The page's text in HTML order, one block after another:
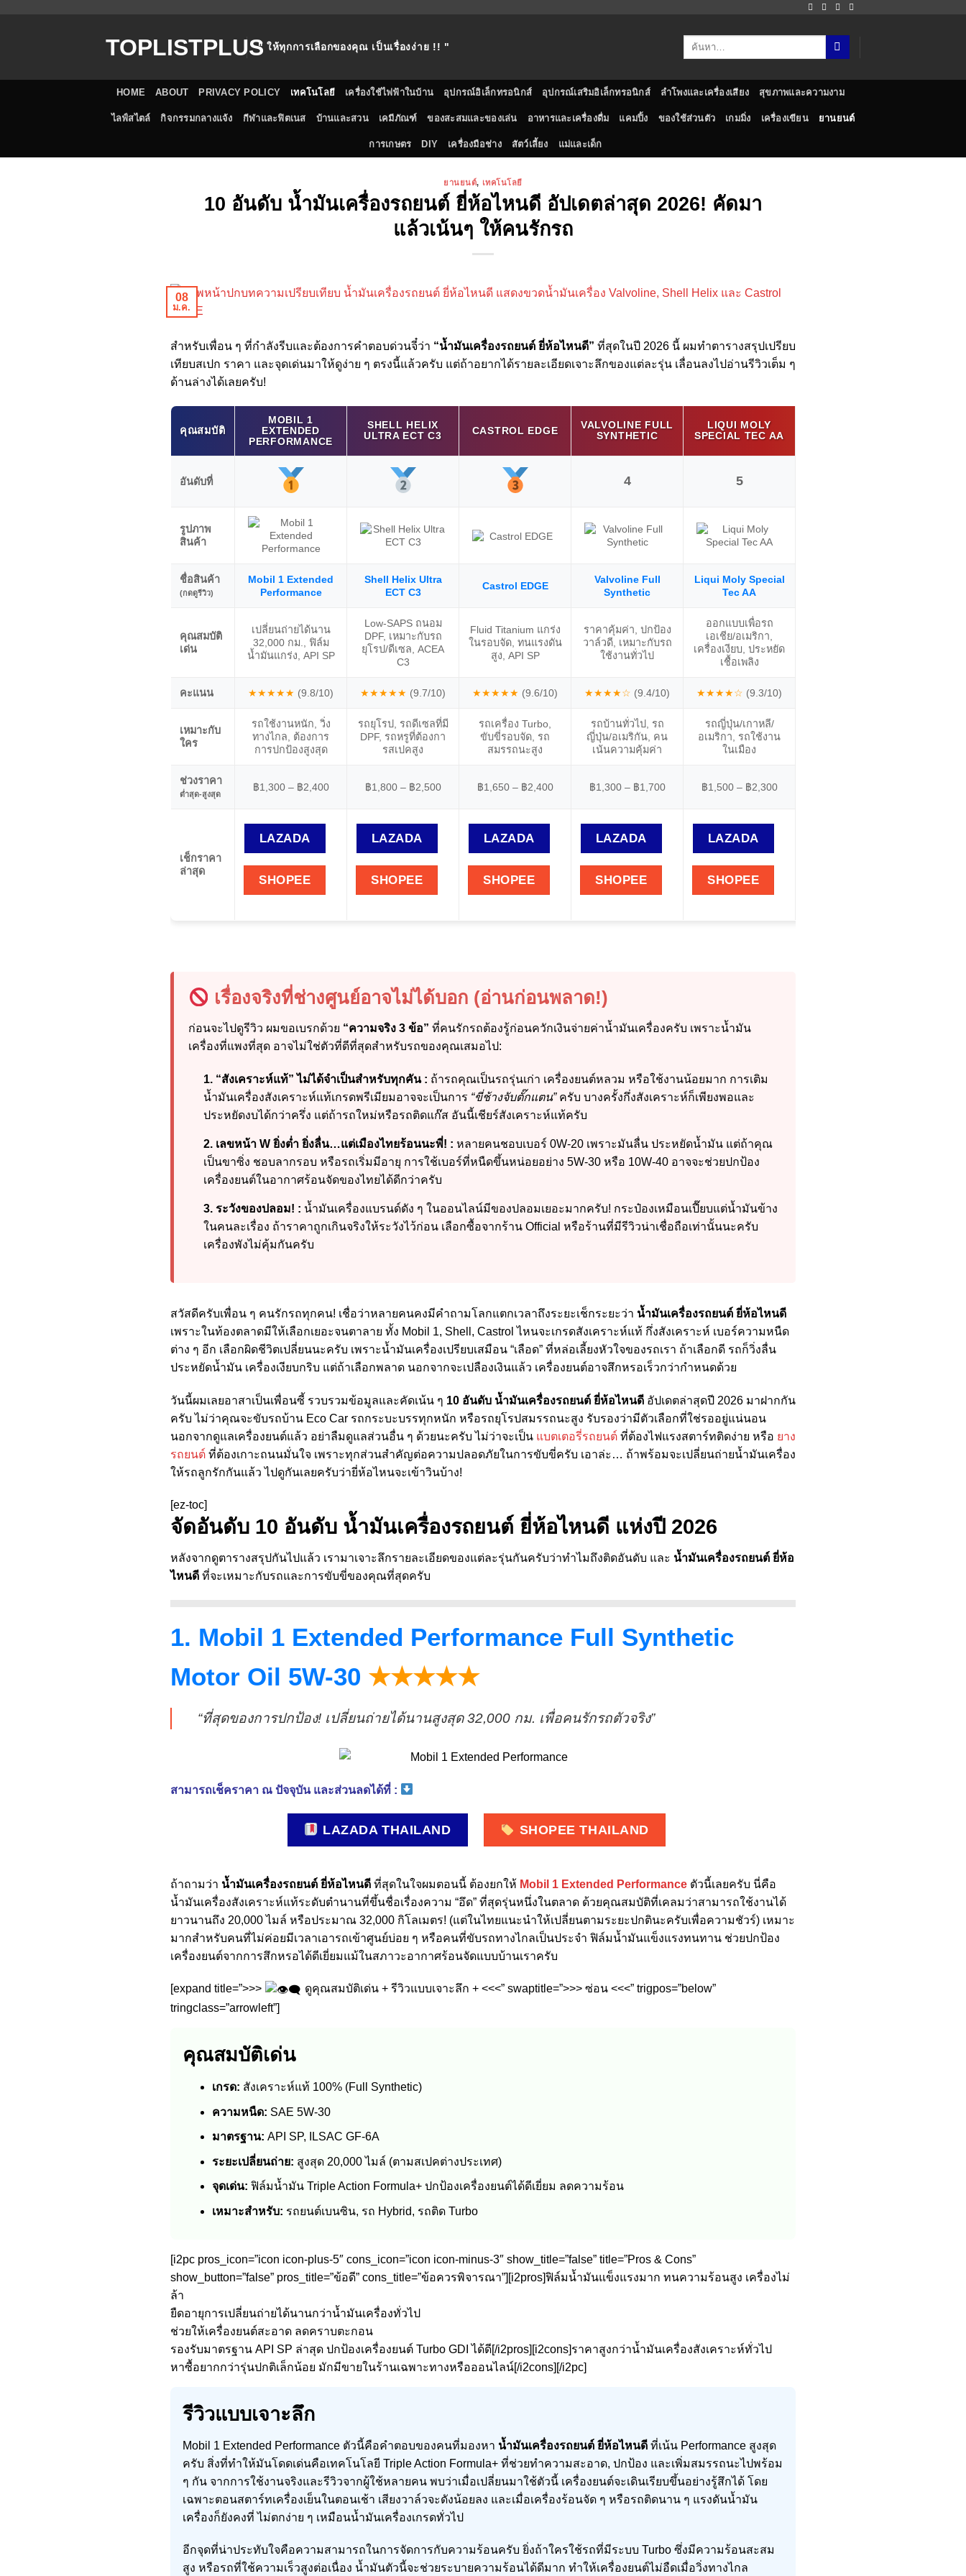
TOPLISTPLUS" ให้ทุกการเลือกของคุณ เป็นเรื่องง่าย !! "
HOME ABOUT PRIVACY POLICY เทคโนโลยี เครื่องใช้ไฟฟ้าในบ้าน อุปกรณ์อิเล็กทรอนิกส์ อุปกรณ์เสริมอิเล็กทรอนิกส์ ลำโพงและเครื่องเสียง สุขภาพและความงาม
ไลฟ์สไตล์ กิจกรรมกลางแจ้ง กีฬาและฟิตเนส บ้านและสวน เคมีภัณฑ์ ของสะสมและของเล่น อาหารและเครื่องดื่ม แคมปิ้ง ของใช้ส่วนตัว เกมมิ่ง เครื่องเขียน ยานยนต์
การเกษตร DIY เครื่องมือช่าง สัตว์เลี้ยง แม่และเด็ก
ยานยนต์, เทคโนโลยี
10 อันดับ น้ำมันเครื่องรถยนต์ ยี่ห้อไหนดี อัปเดตล่าสุด 2026! คัดมา
แล้วเน้นๆ ให้คนรักรถ
08
ม.ค.
สำหรับเพื่อน ๆ ที่กำลังรีบและต้องการคำตอบด่วนจี๋ว่า “น้ำมันเครื่องรถยนต์ ยี่ห้อไหนดี” ที่สุดในปี 2026 นี้ ผมทำตารางสรุปเปรียบ
เทียบสเปก ราคา และจุดเด่นมาให้ดูง่าย ๆ ตรงนี้แล้วครับ แต่ถ้าอยากได้รายละเอียดเจาะลึกของแต่ละรุ่น เลื่อนลงไปอ่านรีวิวเต็ม ๆ
ด้านล่างได้เลยครับ!
คุณสมบัติ
MOBIL 1
EXTENDED
PERFORMANCE
SHELL HELIX
ULTRA ECT C3
CASTROL EDGE
VALVOLINE FULL
SYNTHETIC
LIQUI MOLY
SPECIAL TEC AA
อันดับที่ 4 5
รูปภาพ
สินค้า
ชื่อสินค้า
(กดดูรีวิว)
Mobil 1 Extended
Performance
Shell Helix Ultra
ECT C3
Castrol EDGE
Valvoline Full
Synthetic
Liqui Moly Special
Tec AA
คุณสมบัติ
เด่น
เปลี่ยนถ่ายได้นาน
32,000 กม., ฟิล์ม
น้ำมันแกร่ง, API SP
Low-SAPS ถนอม
DPF, เหมาะกับรถ
ยุโรป/ดีเซล, ACEA
C3
Fluid Titanium แกร่ง
ในรอบจัด, ทนแรงดัน
สูง, API SP
ราคาคุ้มค่า, ปกป้อง
วาล์วดี, เหมาะกับรถ
ใช้งานทั่วไป
ออกแบบเพื่อรถ
เอเชีย/อเมริกา,
เครื่องเงียบ, ประหยัด
เชื้อเพลิง
คะแนน ★★★★★ (9.8/10) ★★★★★ (9.7/10) ★★★★★ (9.6/10) ★★★★☆ (9.4/10) ★★★★☆ (9.3/10)
เหมาะกับ
ใคร
รถใช้งานหนัก, วิ่ง
ทางไกล, ต้องการ
การปกป้องสูงสุด
รถยุโรป, รถดีเซลที่มี
DPF, รถหรูที่ต้องกา
รสเปคสูง
รถเครื่อง Turbo,
ขับขี่รอบจัด, รถ
สมรรถนะสูง
รถบ้านทั่วไป, รถ
ญี่ปุ่น/อเมริกัน, คน
เน้นความคุ้มค่า
รถญี่ปุ่น/เกาหลี/
อเมริกา, รถใช้งาน
ในเมือง
ช่วงราคา
ต่ำสุด-สูงสุด
฿1,300 – ฿2,400 ฿1,800 – ฿2,500 ฿1,650 – ฿2,400 ฿1,300 – ฿1,700 ฿1,500 – ฿2,300
เช็กราคา
ล่าสุด
LAZADA
SHOPEE
LAZADA
SHOPEE
LAZADA
SHOPEE
LAZADA
SHOPEE
LAZADA
SHOPEE
เรื่องจริงที่ช่างศูนย์อาจไม่ได้บอก (อ่านก่อนพลาด!)
ก่อนจะไปดูรีวิว ผมขอเบรกด้วย “ความจริง 3 ข้อ” ที่คนรักรถต้องรู้ก่อนควักเงินจ่ายค่าน้ำมันเครื่องครับ เพราะน้ำมัน
เครื่องที่แพงที่สุด อาจไม่ใช่ตัวที่ดีที่สุดสำหรับรถของคุณเสมอไป:
1. “สังเคราะห์แท้” ไม่ได้จำเป็นสำหรับทุกคัน : ถ้ารถคุณเป็นรถรุ่นเก่า เครื่องยนต์หลวม หรือใช้งานน้อยมาก การเติม
น้ำมันเครื่องสังเคราะห์แท้เกรดพรีเมียมอาจจะเป็นการ “ขี่ช้างจับตั๊กแตน”ครับ บางครั้งกึ่งสังเคราะห์ก็เพียงพอและ
ประหยัดงบได้กว่าครึ่ง แต่ถ้ารถใหม่หรือรถติดแก๊ส อันนี้เชียร์สังเคราะห์แท้ครับ
2. เลขหน้า W ยิ่งต่ำ ยิ่งลื่น…แต่เมืองไทยร้อนนะพี่! : หลายคนชอบเบอร์ 0W-20 เพราะมันลื่น ประหยัดน้ำมัน แต่ถ้าคุณ
เป็นขาซิ่ง ชอบลากรอบ หรือรถเริ่มมีอายุ การใช้เบอร์ที่หนืดขึ้นหน่อยอย่าง 5W-30 หรือ 10W-40 อาจจะช่วยปกป้อง
เครื่องยนต์ในอากาศร้อนจัดของไทยได้ดีกว่าครับ
3. ระวังของปลอม! : น้ำมันเครื่องแบรนด์ดัง ๆ ในออนไลน์มีของปลอมเยอะมากครับ! กระป๋องเหมือนเปี๊ยบแต่น้ำมันข้าง
ในคนละเรื่อง ถ้าราคาถูกเกินจริงให้ระวังไว้ก่อน เลือกซื้อจากร้าน Official หรือร้านที่มีรีวิวน่าเชื่อถือเท่านั้นนะครับ
เครื่องพังไม่คุ้มกันครับ
สวัสดีครับเพื่อน ๆ คนรักรถทุกคน! เชื่อว่าหลายคนคงมีคำถามโลกแตกเวลาถึงระยะเช็กระยะว่า น้ำมันเครื่องรถยนต์ ยี่ห้อไหนดี
เพราะในท้องตลาดมีให้เลือกเยอะจนตาลาย ทั้ง Mobil 1, Shell, Castrol ไหนจะเกรดสังเคราะห์แท้ กึ่งสังเคราะห์ เบอร์ความหนืด
ต่าง ๆ อีก เลือกผิดชีวิตเปลี่ยนนะครับ เพราะน้ำมันเครื่องเปรียบเสมือน “เลือด” ที่หล่อเลี้ยงหัวใจของรถเรา ถ้าเลือกดี รถก็วิ่งลื่น
ประหยัดน้ำมัน เครื่องเงียบกริบ แต่ถ้าเลือกพลาด นอกจากจะเปลืองเงินแล้ว เครื่องยนต์อาจสึกหรอเร็วกว่ากำหนดด้วย
วันนี้ผมเลยอาสาเป็นเพื่อนซี้ รวบรวมข้อมูลและคัดเน้น ๆ 10 อันดับ น้ำมันเครื่องรถยนต์ ยี่ห้อไหนดี อัปเดตล่าสุดปี 2026 มาฝากกัน
ครับ ไม่ว่าคุณจะขับรถบ้าน Eco Car รถกระบะบรรทุกหนัก หรือรถยุโรปสมรรถนะสูง รับรองว่ามีตัวเลือกที่ใช่รออยู่แน่นอน
นอกจากดูแลเครื่องยนต์แล้ว อย่าลืมดูแลส่วนอื่น ๆ ด้วยนะครับ ไม่ว่าจะเป็น แบตเตอรี่รถยนต์ ที่ต้องไฟแรงสตาร์ทติดง่าย หรือ ยาง
รถยนต์ ที่ต้องเกาะถนนมั่นใจ เพราะทุกส่วนสำคัญต่อความปลอดภัยในการขับขี่ครับ เอาล่ะ… ถ้าพร้อมจะเปลี่ยนถ่ายน้ำมันเครื่อง
ให้รถลูกรักกันแล้ว ไปดูกันเลยครับว่ายี่ห้อไหนจะเข้าวินบ้าง!
[ez-toc]
จัดอันดับ 10 อันดับ น้ำมันเครื่องรถยนต์ ยี่ห้อไหนดี แห่งปี 2026
หลังจากดูตารางสรุปกันไปแล้ว เรามาเจาะลึกรายละเอียดของแต่ละรุ่นกันครับว่าทำไมถึงติดอันดับ และ น้ำมันเครื่องรถยนต์ ยี่ห้อ
ไหนดี ที่จะเหมาะกับรถและการขับขี่ของคุณที่สุดครับ
1. Mobil 1 Extended Performance Full Synthetic
Motor Oil 5W-30 ★★★★★
“ที่สุดของการปกป้อง! เปลี่ยนถ่ายได้นานสูงสุด 32,000 กม. เพื่อคนรักรถตัวจริง”
สามารถเช็คราคา ณ ปัจจุบัน และส่วนลดได้ที่ :
LAZADA THAILAND SHOPEE THAILAND
ถ้าถามว่า น้ำมันเครื่องรถยนต์ ยี่ห้อไหนดี ที่สุดในใจผมตอนนี้ ต้องยกให้ Mobil 1 Extended Performance ตัวนี้เลยครับ นี่คือ
น้ำมันเครื่องสังเคราะห์แท้ระดับตำนานที่ขึ้นชื่อเรื่องความ “อึด” ที่สุดรุ่นหนึ่งในตลาด ด้วยคุณสมบัติที่เคลมว่าสามารถใช้งานได้
ยาวนานถึง 20,000 ไมล์ หรือประมาณ 32,000 กิโลเมตร! (แต่ในไทยแนะนำให้เปลี่ยนตามระยะปกตินะครับเพื่อความชัวร์) เหมาะ
มากสำหรับคนที่ไม่ค่อยมีเวลาเอารถเข้าศูนย์บ่อย ๆ หรือคนที่ขับรถทางไกลเป็นประจำ ฟิล์มน้ำมันแข็งแรงทนทาน ช่วยปกป้อง
เครื่องยนต์จากการสึกหรอได้ดีเยี่ยมแม้ในสภาวะอากาศร้อนจัดแบบบ้านเราครับ
[expand title=”>>>
ดูคุณสมบัติเด่น + รีวิวแบบเจาะลึก + <<<” swaptitle=”>>> ซ่อน <<<” trigpos=”below”
tringclass=”arrowleft”]
คุณสมบัติเด่น
เกรด: สังเคราะห์แท้ 100% (Full Synthetic)
ความหนืด: SAE 5W-30
มาตรฐาน: API SP, ILSAC GF-6A
ระยะเปลี่ยนถ่าย: สูงสุด 20,000 ไมล์ (ตามสเปคต่างประเทศ)
จุดเด่น: ฟิล์มน้ำมัน Triple Action Formula+ ปกป้องเครื่องยนต์ได้ดีเยี่ยม ลดความร้อน
เหมาะสำหรับ: รถยนต์เบนซิน, รถ Hybrid, รถติด Turbo
[i2pc pros_icon=”icon icon-plus-5″ cons_icon=”icon icon-minus-3″ show_title=”false” title=”Pros & Cons”
show_button=”false” pros_title=”ข้อดี” cons_title=”ข้อควรพิจารณา”][i2pros]ฟิล์มน้ำมันแข็งแรงมาก ทนความร้อนสูง เครื่องไม่
ล้า
ยืดอายุการเปลี่ยนถ่ายได้นานกว่าน้ำมันเครื่องทั่วไป
ช่วยให้เครื่องยนต์สะอาด ลดคราบตะกอน
รองรับมาตรฐาน API SP ล่าสุด ปกป้องเครื่องยนต์ Turbo GDI ได้ดี[/i2pros][i2cons]ราคาสูงกว่าน้ำมันเครื่องสังเคราะห์ทั่วไป
หาซื้อยากกว่ารุ่นปกติเล็กน้อย มักมีขายในร้านเฉพาะทางหรือออนไลน์[/i2cons][/i2pc]
รีวิวแบบเจาะลึก
Mobil 1 Extended Performance ตัวนี้คือคำตอบของคนที่มองหา น้ำมันเครื่องรถยนต์ ยี่ห้อไหนดี ที่เน้น Performance สูงสุด
ครับ สิ่งที่ทำให้มันโดดเด่นคือเทคโนโลยี Triple Action Formula+ ที่ช่วยทำความสะอาด, ปกป้อง และเพิ่มสมรรถนะไปพร้อม
ๆ กัน จากการใช้งานจริงและรีวิวจากผู้ใช้หลายคน พบว่าเมื่อเปลี่ยนมาใช้ตัวนี้ เครื่องยนต์จะเดินเรียบขึ้นอย่างรู้สึกได้ โดย
เฉพาะตอนสตาร์ทเครื่องเย็นในตอนเช้า เสียงวาล์วจะดังน้อยลง และเมื่อเครื่องร้อนจัด ๆ หรือรถติดนาน ๆ แรงดันน้ำมัน
เครื่องก็ยังคงที่ ไม่ตกง่าย ๆ เหมือนน้ำมันเครื่องเกรดทั่วไป
อีกจุดที่น่าประทับใจคือความสามารถในการจัดการกับความร้อนครับ ยิ่งถ้าใครใช้รถที่มีระบบ Turbo ซึ่งมีความร้อนสะสม
สูง หรือรถที่ใช้ความเร็วสูงต่อเนื่อง น้ำมันตัวนี้จะช่วยระบายความร้อนได้ดีมาก ทำให้เครื่องยนต์ไม่อืดเมื่อวิ่งทางไกล